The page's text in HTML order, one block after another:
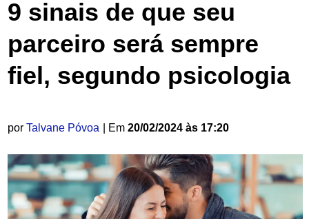
9 sinais de que seu
parceiro será sempre
fiel, segundo psicologia
por Talvane Póvoa | Em 20/02/2024 às 17:20